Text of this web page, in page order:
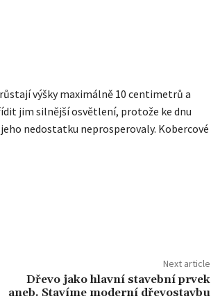
výšky maximálně 10 centimetrů a
jim silnější osvětlení, protože ke dnu
nedostatku neprosperovaly. Kobercové
Next article
Dřevo jako hlavní stavební prvek
aneb. Stavíme moderní dřevostavbu